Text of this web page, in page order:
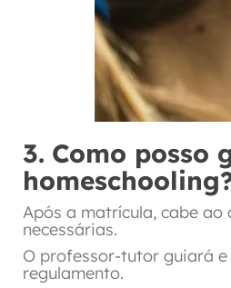
3. Como posso
Após a matrícula, cabe
necessárias.
O professor-tutor guiará
regulamento.